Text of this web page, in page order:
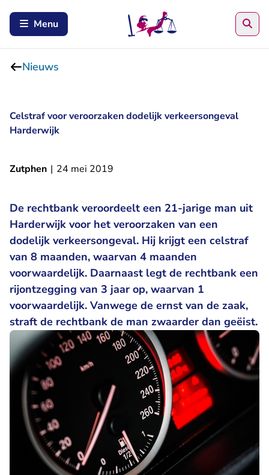
Menu
Nieuws
Celstraf voor veroorzaken dodelijk verkeersongeval
Harderwijk
Zutphen | 24 mei 2019
De rechtbank veroordeelt een 21-jarige man uit
Harderwijk voor het veroorzaken van een
dodelijk verkeersongeval. Hij krijgt een celstraf
van 8 maanden, waarvan 4 maanden
voorwaardelijk. Daarnaast legt de rechtbank een
rijontzegging van 3 jaar op, waarvan 1
voorwaardelijk. Vanwege de ernst van de zaak,
straft de rechtbank de man zwaarder dan geëist.